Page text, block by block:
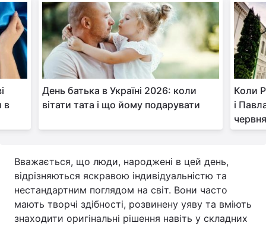
в
День батька в Україні 2026: коли
вітати тата і що йому подарувати
Коли
і
Вважається, що люди, народжені в цей день,
відрізняються яскравою індивідуальністю та
нестандартним поглядом на світ. Вони часто
мають творчі здібності, розвинену уяву та вміють
знаходити оригінальні рішення навіть у складних